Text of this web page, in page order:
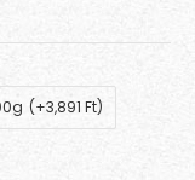
(+3,891 Ft)